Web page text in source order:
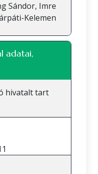
Sándor, Imre
Kelemen
adatai,
hivatalt tart